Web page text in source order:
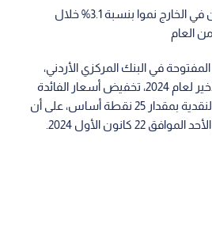
سجلت حوالات العاملين في الخارج نموا بنسبة 3.1% خلال
العام
في البنك المركزي الأردني،
الخميس، خلال اجتماعها الأخير لعام 2024، تخفيض أسعار الفائدة
على كافة أدوات السياسة النقدية بمقدار 25 نقطة أساس، على أن
22 كانون الأول 2024.